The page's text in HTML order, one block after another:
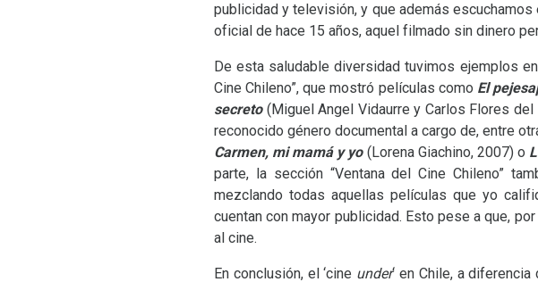
publicidad y televisión, y que además
oficial de hace 15 años, aquel filmado sin dinero
De esta saludable diversidad tuvimos ejemplos en
Cine Chileno”, que mostró películas como El
secreto (Miguel Angel Vidaurre y Carlos Flores
reconocido género documental a cargo de, entre
Carmen, mi mamá y yo (Lorena Giachino, 2007) o
parte, la sección “Ventana del Cine Chileno”
mezclando todas aquellas películas que yo
cuentan con mayor publicidad. Esto pese a que,
al cine.
En conclusión, el ‘cine under‘ en Chile, a